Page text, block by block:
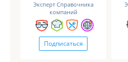
Эксперт Справочника
компаний
Подписаться